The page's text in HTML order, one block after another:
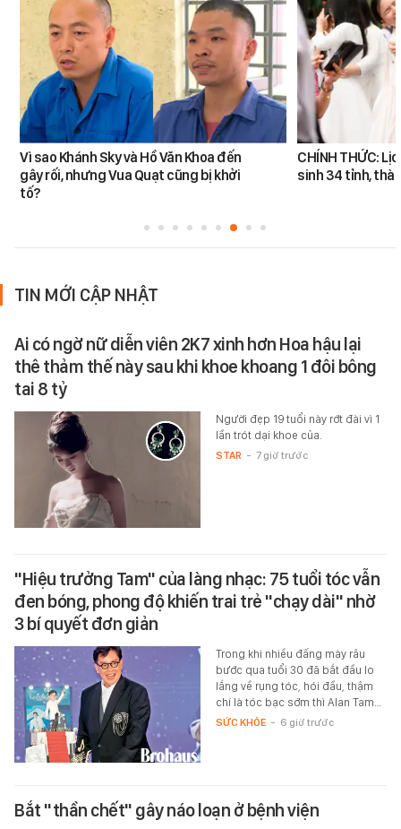
Vì sao Khánh Sky và Hồ Văn Khoa đến
gây rối, nhưng Vua Quạt cũng bị khởi
tố?
CHÍNH THỨC:
sinh 34 tỉnh,
TIN MỚI CẬP NHẬT
Ai có ngờ nữ diễn viên 2K7 xinh hơn Hoa hậu lại
thê thảm thế này sau khi khoe khoang 1 đôi bông
tai 8 tỷ
Người đẹp 19 tuổi này rớt đài vì 1
lần trót dại khoe của.
STAR - 7 giờ trước
"Hiệu trưởng Tam" của làng nhạc: 75 tuổi tóc vẫn
đen bóng, phong độ khiến trai trẻ "chạy dài" nhờ
3 bí quyết đơn giản
Trong khi nhiều đấng mày râu
bước qua tuổi 30 đã bắt đầu lo
lắng về rụng tóc, hói đầu, thậm
chí là tóc bạc sớm thì Alan Tam…
SỨC KHỎE - 6 giờ trước
Bắt "thần chết" gây náo loạn ở bệnh viện